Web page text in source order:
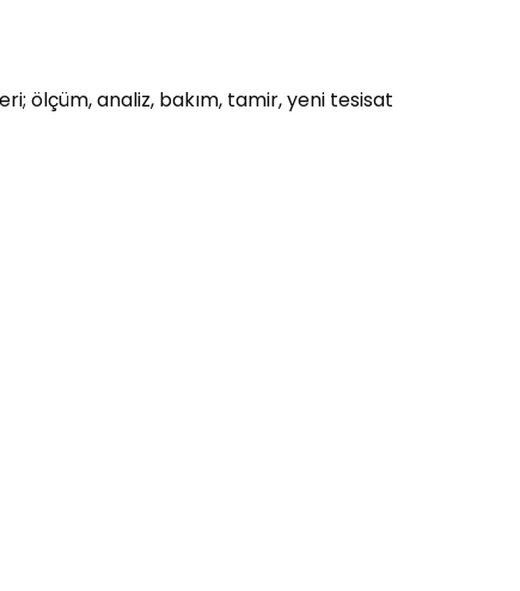
ölçüm, analiz, bakım, tamir, yeni tesisat